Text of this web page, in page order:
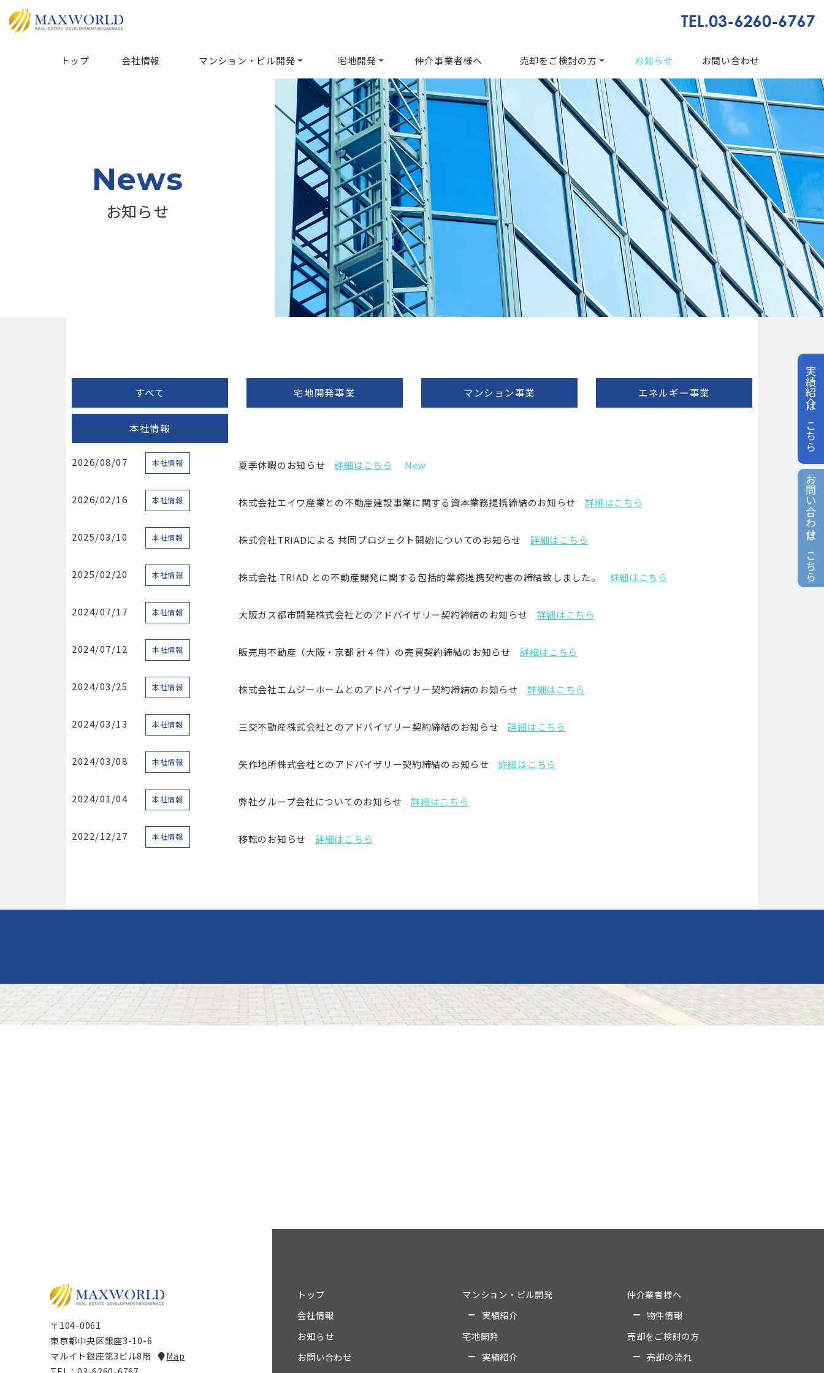
トップ 会社情報 マンション・ビル開発 宅地開発 仲介事業者様へ 売却をご検討の方 お知らせ お問い合わせ
実績紹介はこちら
お問い合わせはこちら
News
お知らせ
すべて 宅地開発事業 マンション事業 エネルギー事業
本社情報
2026/08/07 本社情報 夏季休暇のお知らせ 詳細はこちら New
2026/02/16 本社情報 株式会社エイワ産業との不動産建設事業に関する資本業務提携締結のお知らせ 詳細はこちら
2025/03/10 本社情報 株式会社TRIADによる 共同プロジェクト開始についてのお知らせ 詳細はこちら
2025/02/20 本社情報 株式会社 TRIAD との不動産開発に関する包括的業務提携契約書の締結致しました。 詳細はこちら
2024/07/17 本社情報 大阪ガス都市開発株式会社とのアドバイザリー契約締結のお知らせ 詳細はこちら
2024/07/12 本社情報 販売用不動産（大阪・京都 計４件）の売買契約締結のお知らせ 詳細はこちら
2024/03/25 本社情報 株式会社エムジーホームとのアドバイザリー契約締結のお知らせ 詳細はこちら
2024/03/13 本社情報 三交不動産株式会社とのアドバイザリー契約締結のお知らせ 詳細はこちら
2024/03/08 本社情報 矢作地所株式会社とのアドバイザリー契約締結のお知らせ 詳細はこちら
2024/01/04 本社情報 弊社グループ会社についてのお知らせ 詳細はこちら
2022/12/27 本社情報 移転のお知らせ 詳細はこちら
〒104-0061
東京都中央区銀座3-10-6
マルイト銀座第3ビル8階
Map
トップ
会社情報
お知らせ
お問い合わせ
マンション・ビル開発
実績紹介
宅地開発
実績紹介
仲介業者様へ
物件情報
売却をご検討の方
売却の流れ